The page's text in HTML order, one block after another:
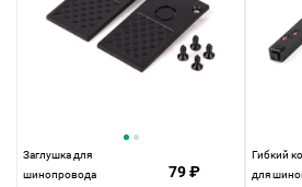
Заглушка для
шинопровода
79 ₽
Гибкий
для